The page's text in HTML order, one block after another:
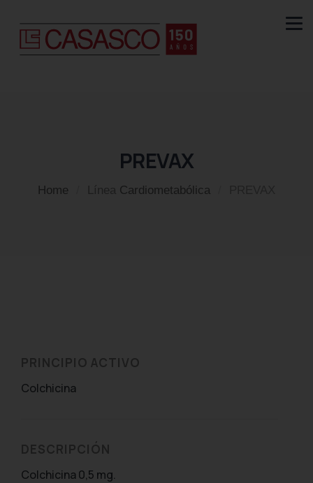
PREVAX
Home Cardiometabólica
PRINCIPIO ACTIVO
Colchicina
DESCRIPCIÓN
Colchicina 0,5 mg.